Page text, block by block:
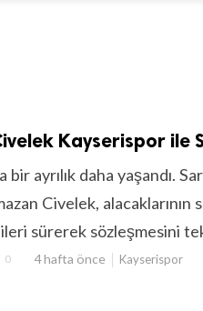
Kayserispor ile
ayrılık daha yaşandı.
Civelek,
sürerek sözleşmesini
0 4 hafta önce Kayserispor